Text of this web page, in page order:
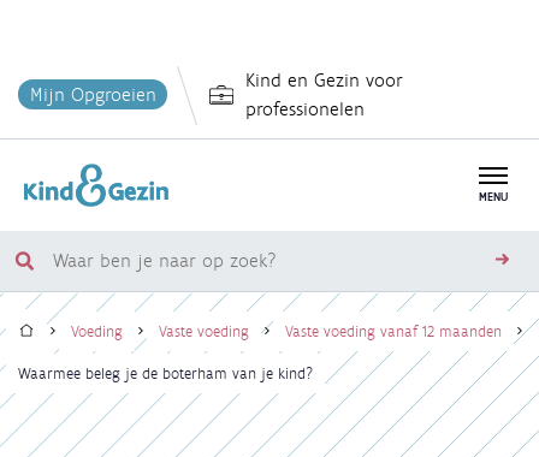
en
inhoud
Mijn Opgroeien
Kind en Gezin voor
professionelen
MENU
Waar
ben
je
op
zoek?
Kruimelpad
HomeVoeding Vaste voeding Vaste voeding vanaf 12 maanden
Waarmee beleg je de boterham van je kind?